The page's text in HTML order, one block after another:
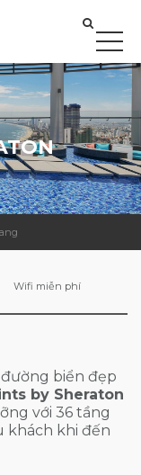
Wifi miễn phí
biển đẹp
by Sheraton
với 36 tầng
khách khi đến